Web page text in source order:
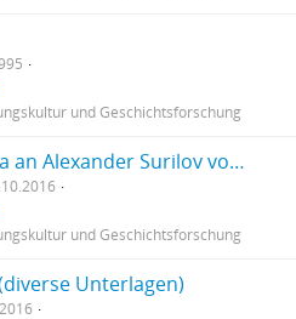
und Geschichtsforschung
2 Briefe von R.M. Klicpera an Alexander Surilov von Oktober 2016
und Geschichtsforschung
Unterlagen)